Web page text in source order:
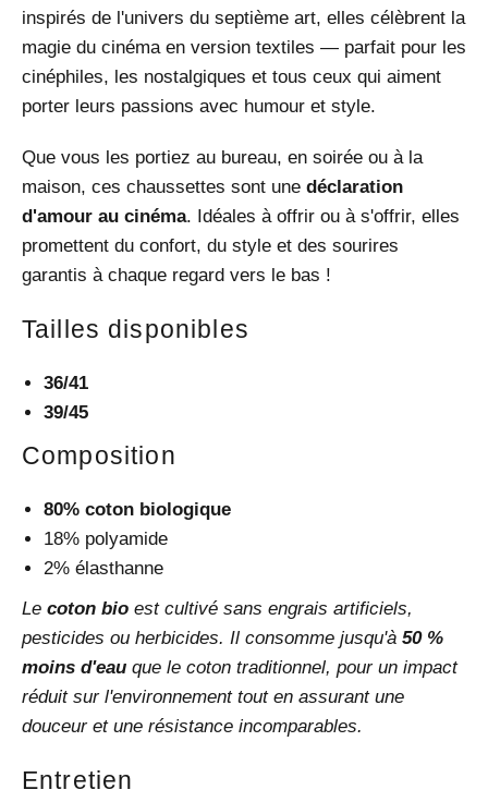
inspirés de l'univers du septième art, elles célèbrent la
magie du cinéma en version textiles — parfait pour les
cinéphiles, les nostalgiques et tous ceux qui aiment
porter leurs passions avec humour et style.
Que vous les portiez au bureau, en soirée ou à la
maison, ces chaussettes sont une déclaration
d'amour au cinéma. Idéales à offrir ou à s'offrir, elles
promettent du confort, du style et des sourires
garantis à chaque regard vers le bas !
Tailles disponibles
36/41
39/45
Composition
80% coton biologique
18% polyamide
2% élasthanne
Le coton bio est cultivé sans engrais artificiels,
pesticides ou herbicides. Il consomme jusqu'à 50 %
moins d'eau que le coton traditionnel, pour un impact
réduit sur l'environnement tout en assurant une
douceur et une résistance incomparables.
Entretien